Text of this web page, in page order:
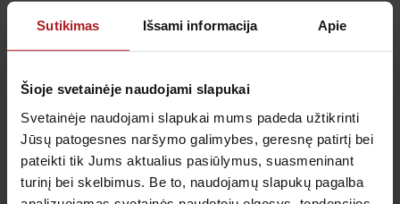
Sutikimas Išsami informacija Apie
Šioje svetainėje naudojami slapukai
Svetainėje naudojami slapukai mums padeda užtikrinti
Jūsų patogesnes naršymo galimybes, geresnę patirtį bei
pateikti tik Jums aktualius pasiūlymus, suasmeninant
turinį bei skelbimus. Be to, naudojamų slapukų pagalba
Klientų aptarnavimas
Tel.: +370 700 55 511
Tel.: (iš užsienio)00-370-37-245330
Skambučiai į klientų aptarnavimo centro numerį
apmokestinami pagal Jūsų ryšio operatoriaus
taikomą tarifą.
pagalba@anteja.lt